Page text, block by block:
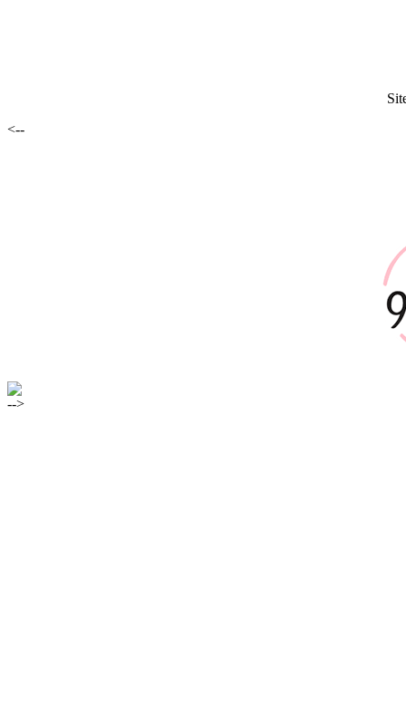
<--
-->